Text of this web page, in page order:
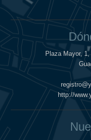
Plaza Mayor, 1,
http://